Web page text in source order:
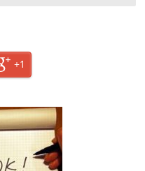
+1